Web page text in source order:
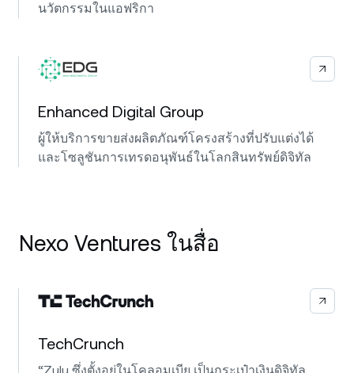
นวัตกรรมในแอฟริกา
Enhanced Digital Group
ผู้ให้บริการขายส่งผลิตภัณฑ์โครงสร้างที่ปรับแต่งได้
และโซลูชันการเทรดอนุพันธ์ในโลกสินทรัพย์ดิจิทัล
Nexo Ventures ในสื่อ
TechCrunch